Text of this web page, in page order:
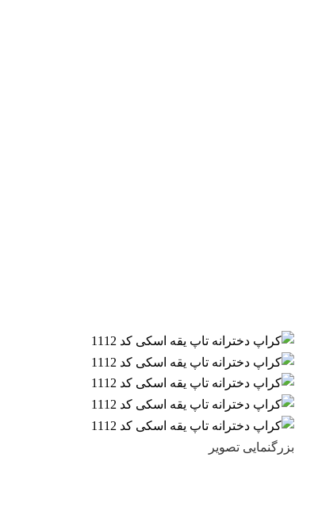
بزرگنمایی تصویر